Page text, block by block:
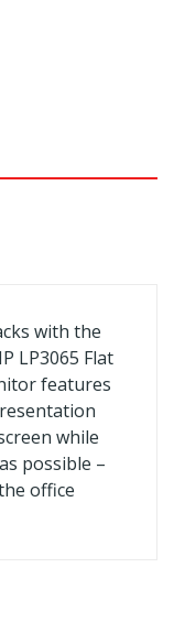
with the
LP3065 Flat
features
while
possible –
office